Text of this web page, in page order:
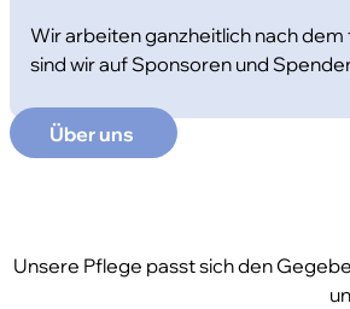
Wir arbeiten ganzheitlich nach
sind wir auf Sponsoren und
Über uns
Unsere Pflege passt sich den